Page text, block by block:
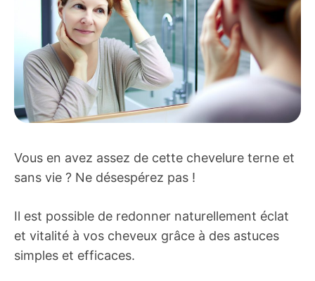
Vous en avez assez de cette chevelure terne et
sans vie ? Ne désespérez pas !
Il est possible de redonner naturellement éclat
et vitalité à vos cheveux grâce à des astuces
simples et efficaces.